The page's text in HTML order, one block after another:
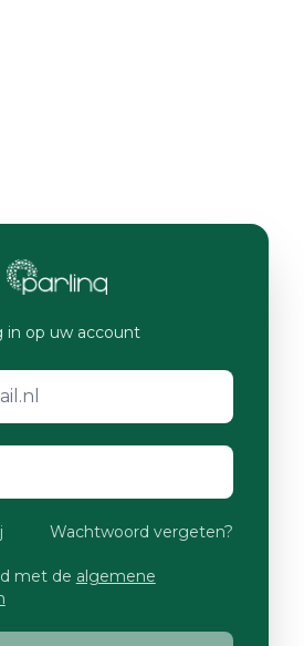
in op uw account
Wachtwoord vergeten?
met de algemene